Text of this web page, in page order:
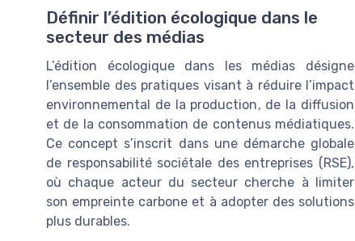
Définir l’édition écologique dans le
secteur des médias
L’édition écologique dans les médias désigne
l’ensemble des pratiques visant à réduire l’impact
environnemental de la production, de la diffusion
et de la consommation de contenus médiatiques.
Ce concept s’inscrit dans une démarche globale
de responsabilité sociétale des entreprises (RSE),
où chaque acteur du secteur cherche à limiter
son empreinte carbone et à adopter des solutions
plus durables.